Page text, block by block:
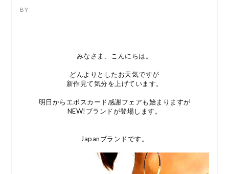
みなさま、こんにちは。
どんよりとしたお天気ですが
新作見て気分を上げています。
明日からエポスカード感謝フェアも始まりますが
NEW!ブランドが登場します。
Japanブランドです。